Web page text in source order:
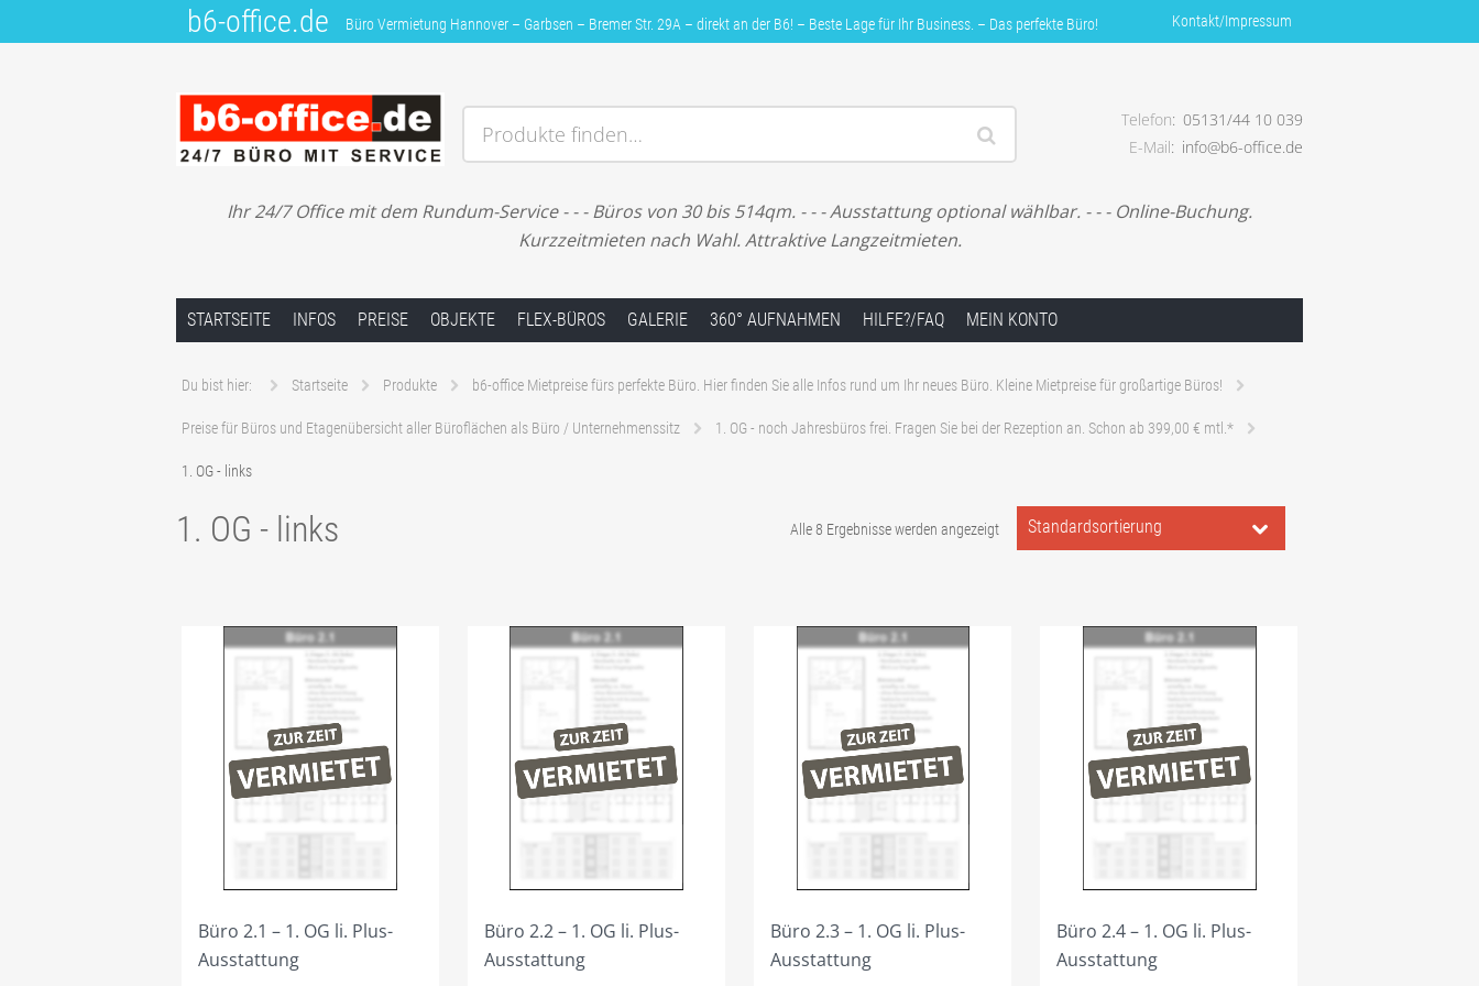
b6-office.de Büro Vermietung Hannover – Garbsen – Bremer Str. 29A – direkt an der B6! – Beste Lage für Ihr Business. – Das perfekte Büro! Kontakt/Impressum
Büro Vermietung Hannover – Garbsen – Bremer Str. 29A – direkt an der B6! – Beste Lage für Ihr Business. – Das perfekte Büro!
Telefon 05131/44 10 039
E-Mail
info@b6-office.de
Produkte finden…
Ihr 24/7 Office mit dem Rundum-Service - - - Büros von 30 bis 514qm. - - - Ausstattung optional wählbar. - - - Online-Buchung.
Kurzzeitmieten nach Wahl. Attraktive Langzeitmieten.
STARTSEITE INFOS PREISE OBJEKTE FLEX-BÜROS GALERIE 360° AUFNAHMEN HILFE?/FAQ MEIN KONTO
Du bist hier: Startseite Produkte b6-office Mietpreise fürs perfekte Büro. Hier finden Sie alle Infos rund um Ihr neues Büro. Kleine Mietpreise für großartige Büros!
Preise für Büros und Etagenübersicht aller Büroflächen als Büro / Unternehmenssitz 1. OG - noch Jahresbüros frei. Fragen Sie bei der Rezeption an. Schon ab 399,00 € mtl.*
1. OG - links
1. OG - links Alle 8 Ergebnisse werden angezeigt
Büro 2.1 – 1. OG li. Plus-
Ausstattung
Büro 2.2 – 1. OG li. Plus-
Ausstattung
Büro 2.3 – 1. OG li. Plus-
Ausstattung
Büro 2.4 – 1. OG li. Plus-
Ausstattung